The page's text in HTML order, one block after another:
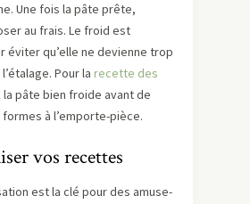
Une fois la pâte prête,
au frais. Le froid est
éviter qu’elle ne devienne trop
Pour la recette des
la pâte bien froide avant de
à l’emporte-pièce.
vos recettes
est la clé pour des amuse-